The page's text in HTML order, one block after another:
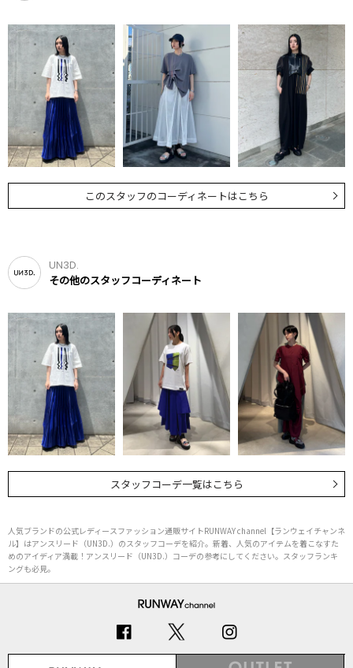
このスタッフのコーディネートはこちら
UN3D.
その他のスタッフコーディネート
スタッフコーデ一覧はこちら
人気ブランドの公式レディースファッション通販サイトRUNWAY channel【ランウェイチャンネ
ル】はアンスリード（UN3D.）のスタッフコーデを紹介。新着、人気のアイテムを着こなすた
めのアイディア満載！アンスリード（UN3D.）コーデの参考にしてください。スタッフランキ
ングも必見。